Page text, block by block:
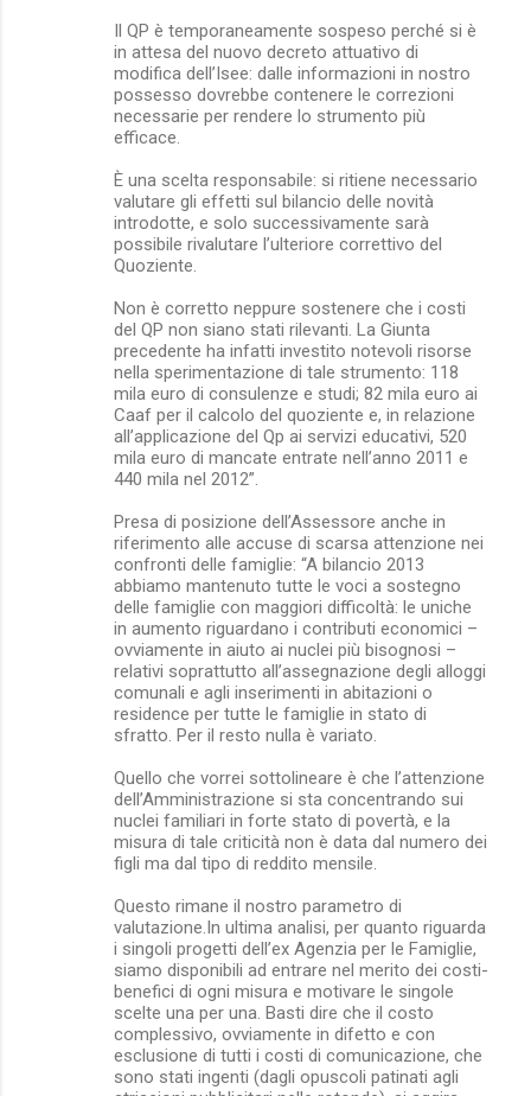
Il QP è temporaneamente sospeso perché si è
in attesa del nuovo decreto attuativo di
modifica dell’Isee: dalle informazioni in nostro
possesso dovrebbe contenere le correzioni
necessarie per rendere lo strumento più
efficace.
È una scelta responsabile: si ritiene necessario
valutare gli effetti sul bilancio delle novità
introdotte, e solo successivamente sarà
possibile rivalutare l’ulteriore correttivo del
Quoziente.
Non è corretto neppure sostenere che i costi
del QP non siano stati rilevanti. La Giunta
precedente ha infatti investito notevoli risorse
nella sperimentazione di tale strumento: 118
mila euro di consulenze e studi; 82 mila euro ai
Caaf per il calcolo del quoziente e, in relazione
all’applicazione del Qp ai servizi educativi, 520
mila euro di mancate entrate nell’anno 2011 e
440 mila nel 2012”.
Presa di posizione dell’Assessore anche in
riferimento alle accuse di scarsa attenzione nei
confronti delle famiglie: “A bilancio 2013
abbiamo mantenuto tutte le voci a sostegno
delle famiglie con maggiori difficoltà: le uniche
in aumento riguardano i contributi economici –
ovviamente in aiuto ai nuclei più bisognosi –
relativi soprattutto all’assegnazione degli alloggi
comunali e agli inserimenti in abitazioni o
residence per tutte le famiglie in stato di
sfratto. Per il resto nulla è variato.
Quello che vorrei sottolineare è che l’attenzione
dell’Amministrazione si sta concentrando sui
nuclei familiari in forte stato di povertà, e la
misura di tale criticità non è data dal numero dei
figli ma dal tipo di reddito mensile.
Questo rimane il nostro parametro di
valutazione.In ultima analisi, per quanto riguarda
i singoli progetti dell’ex Agenzia per le Famiglie,
siamo disponibili ad entrare nel merito dei costi-
benefici di ogni misura e motivare le singole
scelte una per una. Basti dire che il costo
complessivo, ovviamente in difetto e con
esclusione di tutti i costi di comunicazione, che
sono stati ingenti (dagli opuscoli patinati agli